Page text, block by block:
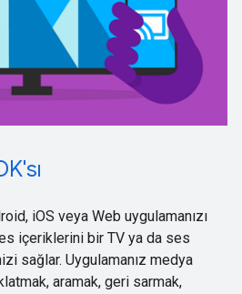
iOS veya Web uygulamanızı
içeriklerini bir TV ya da ses
sağlar. Uygulamanız medya
aramak, geri sarmak,